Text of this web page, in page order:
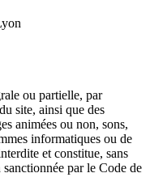
ou partielle, par
site, ainsi que des
animées ou non, sons,
informatiques ou de
et constitue, sans
par le Code de